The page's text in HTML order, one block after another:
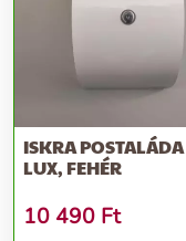
ISKRA POSTALÁDA
LUX, FEHÉR
10 490 Ft